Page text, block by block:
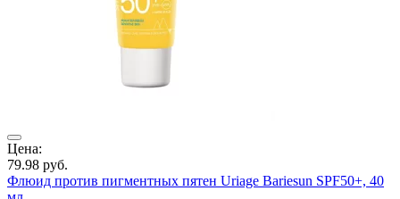
Цена:
79.98 руб.
Флюид против пигментных пятен Uriage Bariesun SPF50+, 40